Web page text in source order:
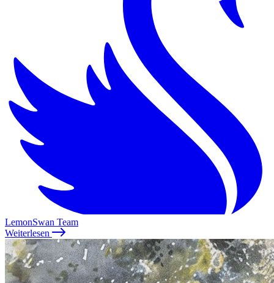
LemonSwan Team
Weiterlesen